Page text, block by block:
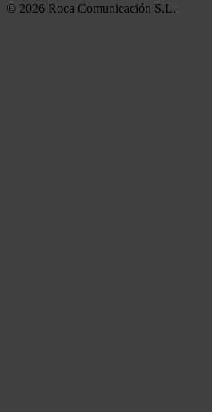
© 2026 Roca Comunicación S.L.